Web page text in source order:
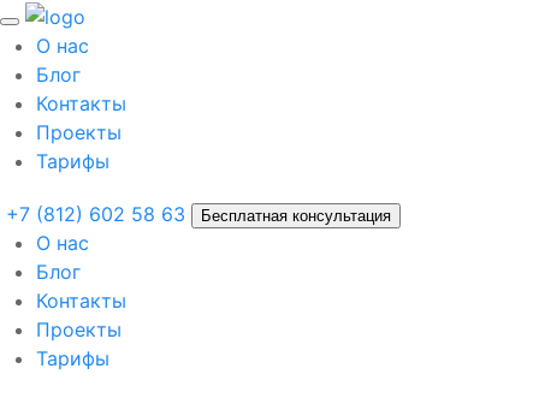
О нас
Блог
Контакты
Проекты
Тарифы
+7 (812) 602 58 63 Бесплатная консультация
О нас
Блог
Контакты
Проекты
Тарифы